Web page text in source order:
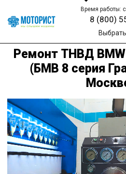
Время работы:
8 (800)
Ремонт ТНВД
(БМВ 8 серия